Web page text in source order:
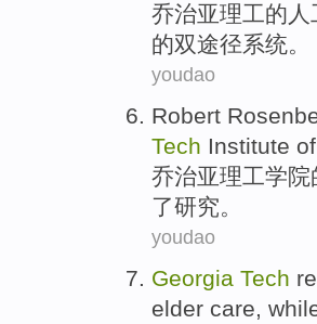
乔治亚理工的 人
的双途径系统。
youdao
Robert
Tech Institute
乔治亚理工学院
了研究。
youdao
Georgia Tech
elder care,